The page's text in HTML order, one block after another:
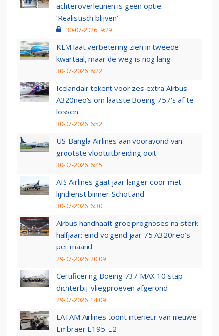
achteroverleunen is geen optie:
‘Realistisch blijven’
30-07-2026, 9:29
KLM laat verbetering zien in tweede
kwartaal, maar de weg is nog lang
30-07-2026, 8:22
Icelandair tekent voor zes extra Airbus
A320neo's om laatste Boeing 757's af te
lossen
30-07-2026, 6:52
US-Bangla Airlines aan vooravond van
grootste vlootuitbreiding ooit
30-07-2026, 6:45
AIS Airlines gaat jaar langer door met
lijndienst binnen Schotland
30-07-2026, 6:30
Airbus handhaaft groeiprognoses na sterk
halfjaar: eind volgend jaar 75 A320neo’s
per maand
29-07-2026, 20:09
Certificering Boeing 737 MAX 10 stap
dichterbij: vliegproeven afgerond
29-07-2026, 14:09
LATAM Airlines toont interieur van nieuwe
Embraer E195-E2